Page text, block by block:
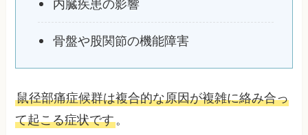
内臓疾患の影響
骨盤や股関節の機能障害
鼠径部痛症候群は複合的な原因が複雑に絡み合っ
て起こる症状です。